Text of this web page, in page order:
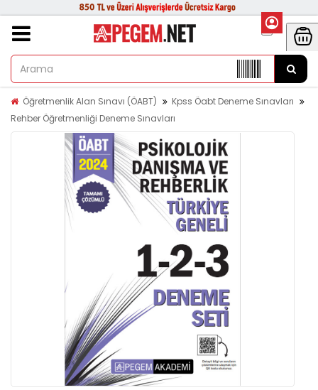
Öğretmenlik Alan Sınavı (ÖABT)
Kpss Öabt Deneme Sınavları
Rehber Öğretmenliği Deneme Sınavları